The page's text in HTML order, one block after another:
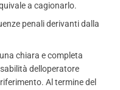
a cagionarlo.
penali derivanti dalla
chiara e completa
delloperatore
Al termine del